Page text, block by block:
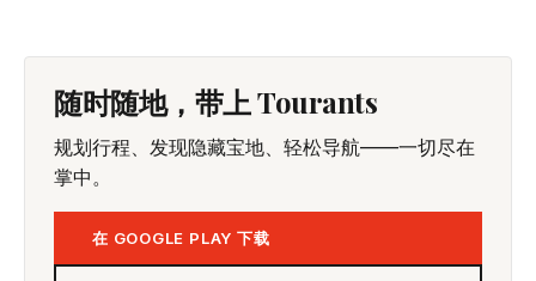
随时随地，带上 Tourants
规划行程、发现隐藏宝地、轻松导航——一切尽在
掌中。
在 GOOGLE PLAY 下载